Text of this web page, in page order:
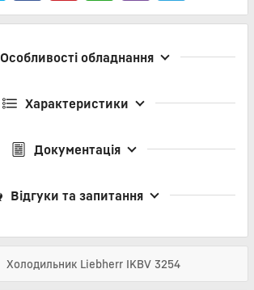
Особливості обладнання
Характеристики
Документація
Відгуки та запитання
Холодильник Liebherr IKBV 3254